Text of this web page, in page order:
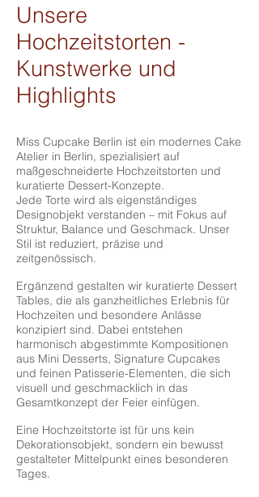
Unsere
Hochzeitstorten -
Kunstwerke und
Highlights
Miss Cupcake Berlin ist ein modernes Cake
Atelier in Berlin, spezialisiert auf
maßgeschneiderte Hochzeitstorten und
kuratierte Dessert-Konzepte.
Jede Torte wird als eigenständiges
Designobjekt verstanden – mit Fokus auf
Struktur, Balance und Geschmack. Unser
Stil ist reduziert, präzise und
zeitgenössisch.
Ergänzend gestalten wir kuratierte Dessert
Tables, die als ganzheitliches Erlebnis für
Hochzeiten und besondere Anlässe
konzipiert sind. Dabei entstehen
harmonisch abgestimmte Kompositionen
aus Mini Desserts, Signature Cupcakes
und feinen Patisserie-Elementen, die sich
visuell und geschmacklich in das
Gesamtkonzept der Feier einfügen.
Eine Hochzeitstorte ist für uns kein
Dekorationsobjekt, sondern ein bewusst
gestalteter Mittelpunkt eines besonderen
Tages.